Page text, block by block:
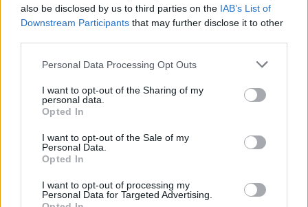
also be disclosed by us to third parties on the IAB’s List of
Downstream Participants that may further disclose it to other
Please note that this website/app uses one or more Google
not limited to your visit or usage behaviour. You may click to
grant or deny consent to Google and its third-party tags to
use your data for below specified purposes in below Google
consent section.
Personal Data Processing Opt Outs
I want to opt-out of the Sharing of my
personal data.
Opted In
I want to opt-out of the Sale of my
Personal Data.
Opted In
I want to opt-out of processing my
Personal Data for Targeted Advertising.
16 éve
@Miskolcifan